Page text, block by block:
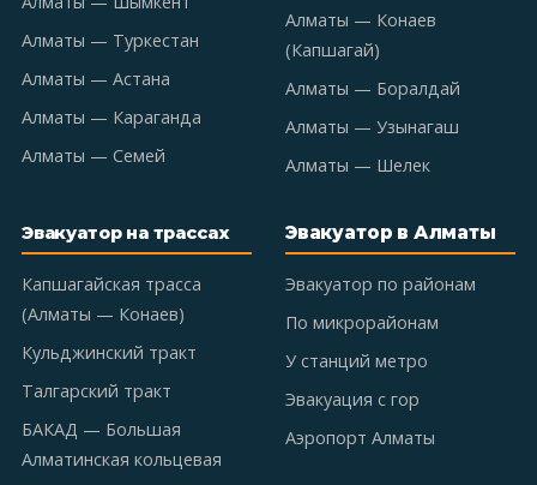
Алматы — Туркестан
Алматы — Астана
Алматы — Караганда
Алматы — Семей
Алматы — Конаев
(Капшагай)
Алматы — Боралдай
Алматы — Узынагаш
Алматы — Шелек
Эвакуатор на трассах
Капшагайская трасса
(Алматы — Конаев)
Кульджинский тракт
Талгарский тракт
БАКАД — Большая
Алматинская кольцевая
Эвакуатор в Алматы
Эвакуатор по районам
По микрорайонам
У станций метро
Эвакуация с гор
Аэропорт Алматы